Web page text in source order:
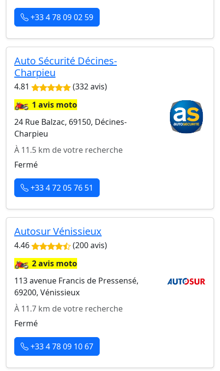
+33 4 78 09 02 59
Auto Sécurité Décines-
Charpieu
4.81 (332 avis)
🏍️1 avis moto
24 Rue Balzac, 69150, Décines-
Charpieu
À 11.5 km de votre recherche
Fermé
+33 4 72 05 76 51
Autosur Vénissieux
4.46 (200 avis)
🏍️2 avis moto
113 avenue Francis de Pressensé,
69200, Vénissieux
À 11.7 km de votre recherche
Fermé
+33 4 78 09 10 67